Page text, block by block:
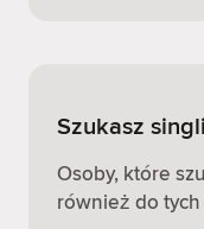
Szukasz
Osoby, które
również do tych